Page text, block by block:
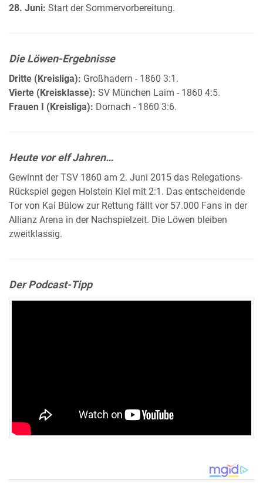
28. Juni: Start der Sommervorbereitung.
Die Löwen-Ergebnisse
Dritte (Kreisliga): Großhadern - 1860 3:1.
Vierte (Kreisklasse): SV München Laim - 1860 4:5.
Frauen I (Kreisliga): Dornach - 1860 3:6.
Heute vor elf Jahren…
Gewinnt der TSV 1860 am 2. Juni 2015 das Relegations-
Rückspiel gegen Holstein Kiel mit 2:1. Das entscheidende
Tor von Kai Bülow zur Rettung fällt vor 57.000 Fans in der
Allianz Arena in der Nachspielzeit. Die Löwen bleiben
zweitklassig.
Der Podcast-Tipp